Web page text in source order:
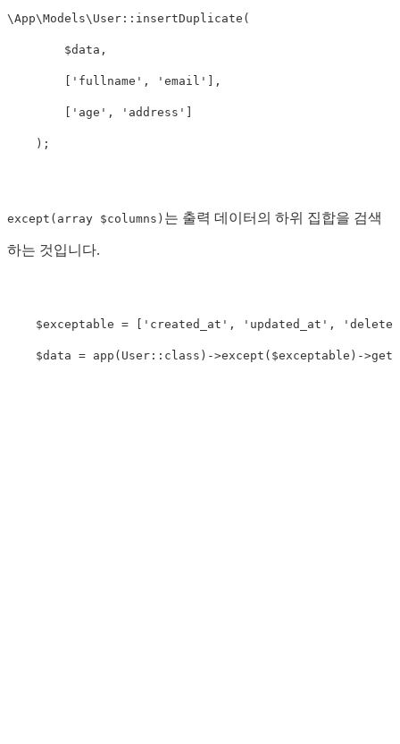
\App\Models\User :: insertDuplicate (
$data ,
[ 'fullname' , 'email' ],
[ 'age' , 'address' ]
);
except(array $columns) 는 출력 데이터의 하위 집합을 검색
하는 것입니다.
$exceptable = [ 'created_at' , 'updated_at' ,
$data = app ( User :: class ) ->except ( $exceptable ) ->get